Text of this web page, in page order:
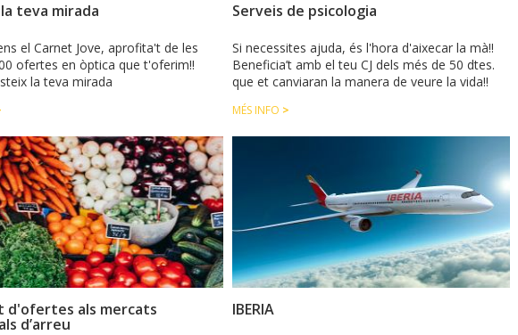
teva mirada
el Carnet Jove, aprofita't de les
ofertes en òptica que t'oferim!!
la teva mirada
Serveis de psicologia
Si necessites ajuda, és l'hora d'aixecar la mà!!
Beneficia’t amb el teu CJ dels més de 50 dtes.
que et canviaran la manera de veure la vida!!
MÉS INFO >
d'ofertes als mercats
d’arreu
IBERIA